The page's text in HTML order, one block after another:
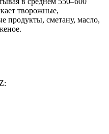
творожные,
продукты, сметану, масло,